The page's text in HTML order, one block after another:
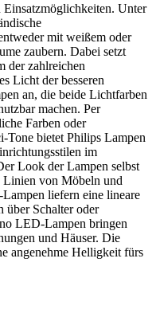
Unter
mit weißem oder
zaubern. Dabei setzt
der zahlreichen
Licht der besseren
an, die beide Lichtfarben
machen. Per
Farben oder
Tone bietet Philips Lampen
im
Look der Lampen selbst
Linien von Möbeln und
liefern eine lineare
über Schalter oder
LED-Lampen bringen
und Häuser. Die
angenehme Helligkeit fürs